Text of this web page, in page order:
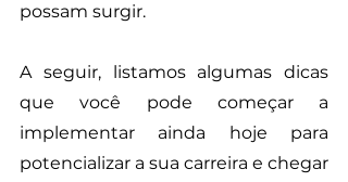
possam surgir.
A seguir, listamos algumas dicas
que você pode começar a
implementar ainda hoje para
potencializar a sua carreira e chegar